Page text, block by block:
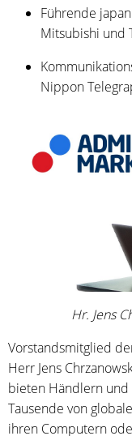
Führende
Mitsubishi und
Nippon
Hr. Jens
Vorstandsmitglied
Herr Jens
bieten Händlern
Tausende von
ihren Computern